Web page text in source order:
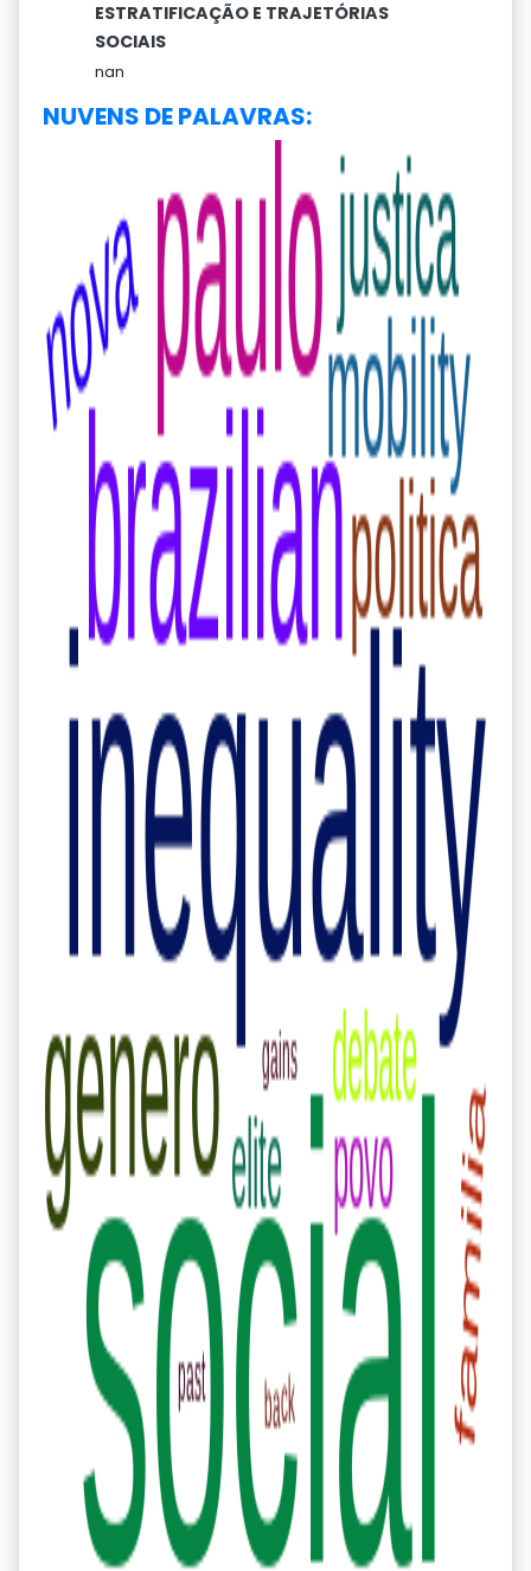
ESTRATIFICAÇÃO E TRAJETÓRIAS
SOCIAIS
nan
NUVENS DE PALAVRAS: